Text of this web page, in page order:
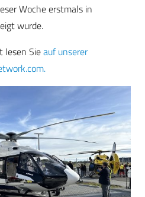
Woche erstmals in
wurde.
lesen Sieauf unserer